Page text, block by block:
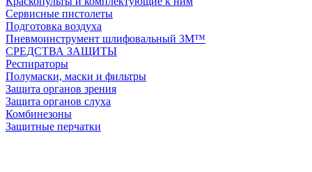
Сервисные пистолеты
Подготовка воздуха
Пневмоинструмент шлифовальный 3M™
СРЕДСТВА ЗАЩИТЫ
Респираторы
Полумаски, маски и фильтры
Защита органов зрения
Защита органов слуха
Комбинезоны
Защитные перчатки